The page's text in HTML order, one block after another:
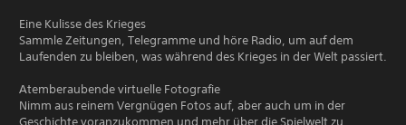
Eine Kulisse des Krieges
Sammle Zeitungen, Telegramme und höre Radio, um auf dem
Laufenden zu bleiben, was während des Krieges in der Welt passiert.
Atemberaubende virtuelle Fotografie
Nimm aus reinem Vergnügen Fotos auf, aber auch um in der
Geschichte voranzukommen und mehr über die Spielwelt zu